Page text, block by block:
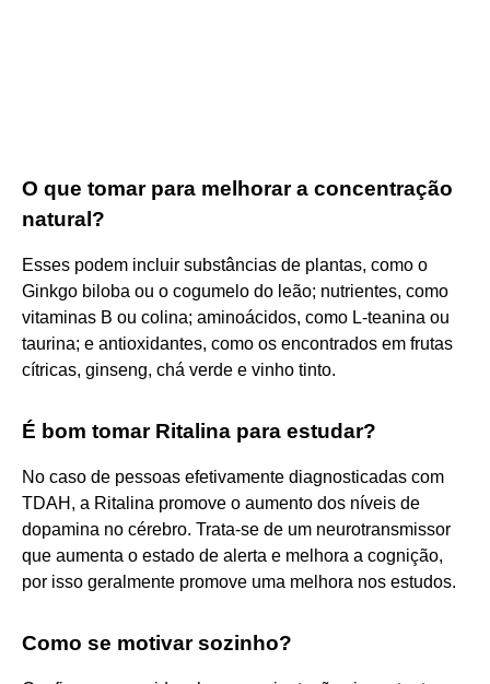
O que tomar para melhorar a concentração
natural?
Esses podem incluir substâncias de plantas, como o
Ginkgo biloba ou o cogumelo do leão; nutrientes, como
vitaminas B ou colina; aminoácidos, como L-teanina ou
taurina; e antioxidantes, como os encontrados em frutas
cítricas, ginseng, chá verde e vinho tinto.
É bom tomar Ritalina para estudar?
No caso de pessoas efetivamente diagnosticadas com
TDAH, a Ritalina promove o aumento dos níveis de
dopamina no cérebro. Trata-se de um neurotransmissor
que aumenta o estado de alerta e melhora a cognição,
por isso geralmente promove uma melhora nos estudos.
Como se motivar sozinho?